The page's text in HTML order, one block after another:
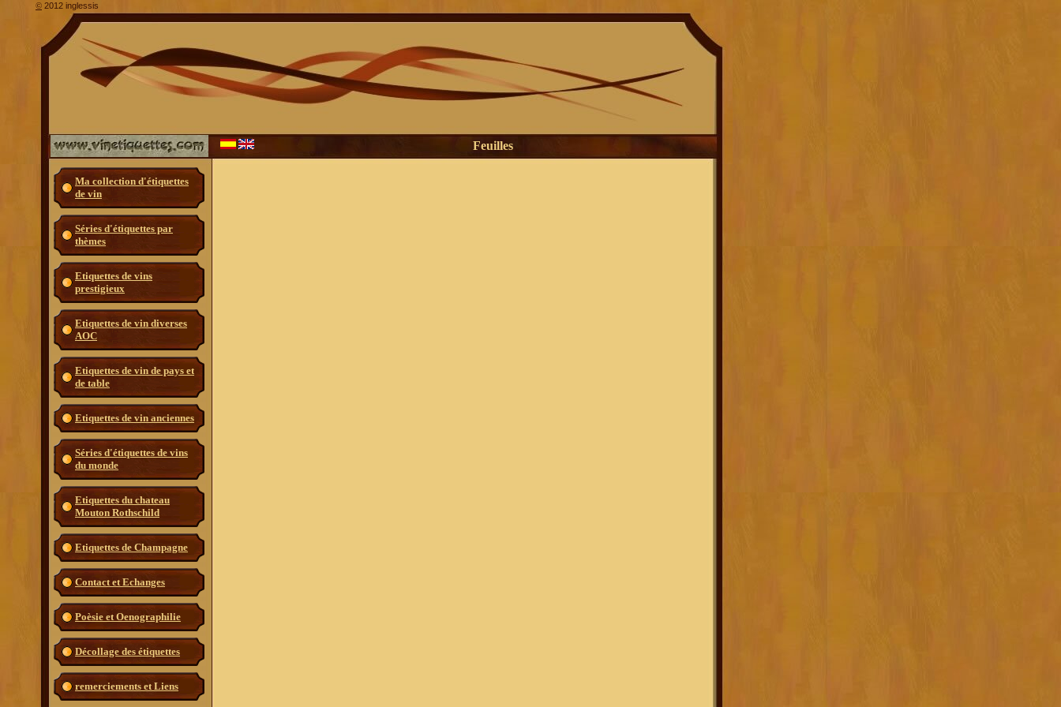
Ma collection d'étiquettes
de vin
Séries d'étiquettes par
thèmes
Etiquettes de vins
prestigieux
Etiquettes de vin diverses
AOC
Etiquettes de vin de pays et
de table
Etiquettes de vin anciennes
Séries d'étiquettes de vins
du monde
Etiquettes du chateau
Mouton Rothschild
Etiquettes de Champagne
Contact et Echanges
Poèsie et Oenographilie
Décollage des étiquettes
remerciements et Liens
Feuilles
© 2012 inglessis